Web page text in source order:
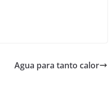
Agua para tanto calor